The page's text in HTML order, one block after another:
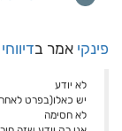
פינקי אמר ב
לא יודע
יש כאלו(בפרט
לא חסימה